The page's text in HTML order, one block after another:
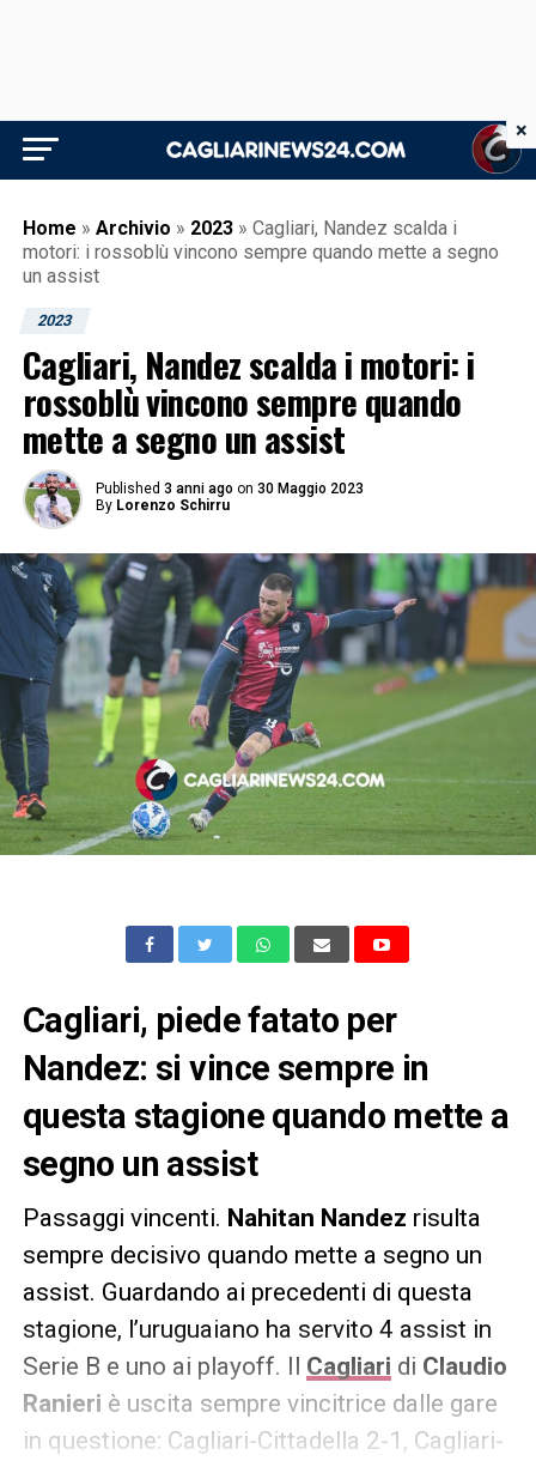
Home » Archivio » 2023 » Cagliari, Nandez scalda i
motori: i rossoblù vincono sempre quando mette a segno
un assist
2023
Cagliari, Nandez scalda i motori: i
rossoblù vincono sempre quando
mette a segno un assist
Published 3 anni ago on 30 Maggio 2023
By Lorenzo Schirru
Cagliari, piede fatato per
Nandez: si vince sempre in
questa stagione quando mette a
segno un assist
Passaggi vincenti. Nahitan Nandez risulta
sempre decisivo quando mette a segno un
assist. Guardando ai precedenti di questa
stagione, l’uruguaiano ha servito 4 assist in
Serie B e uno ai playoff. Il Cagliari di Claudio
Ranieri è uscita sempre vincitrice dalle gare
in questione: Cagliari-Cittadella 2-1, Cagliari-
×